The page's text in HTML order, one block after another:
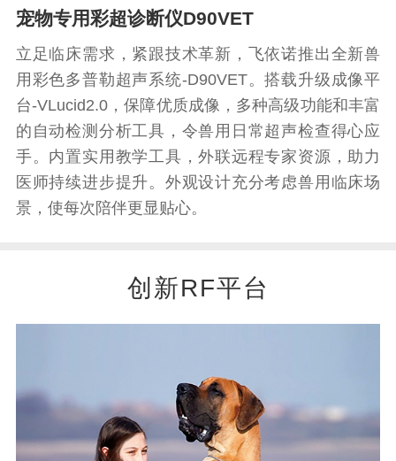
宠物专用彩超诊断仪D90VET
立足临床需求，紧跟技术革新，飞依诺推出全新兽
用彩色多普勒超声系统-D90VET。搭载升级成像平
台-VLucid2.0，保障优质成像，多种高级功能和丰富
的自动检测分析工具，令兽用日常超声检查得心应
手。内置实用教学工具，外联远程专家资源，助力
医师持续进步提升。外观设计充分考虑兽用临床场
景，使每次陪伴更显贴心。
创新RF平台